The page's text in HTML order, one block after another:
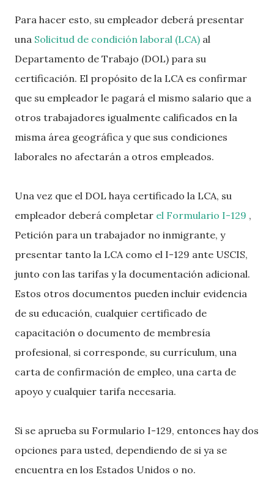
Para hacer esto, su empleador deberá presentar
una Solicitud de condición laboral (LCA) al
Departamento de Trabajo (DOL) para su
certificación. El propósito de la LCA es confirmar
que su empleador le pagará el mismo salario que a
otros trabajadores igualmente calificados en la
misma área geográfica y que sus condiciones
laborales no afectarán a otros empleados.
Una vez que el DOL haya certificado la LCA, su
empleador deberá completar el Formulario I-129 ,
Petición para un trabajador no inmigrante, y
presentar tanto la LCA como el I-129 ante USCIS,
junto con las tarifas y la documentación adicional.
Estos otros documentos pueden incluir evidencia
de su educación, cualquier certificado de
capacitación o documento de membresía
profesional, si corresponde, su currículum, una
carta de confirmación de empleo, una carta de
apoyo y cualquier tarifa necesaria.
Si se aprueba su Formulario I-129, entonces hay dos
opciones para usted, dependiendo de si ya se
encuentra en los Estados Unidos o no.